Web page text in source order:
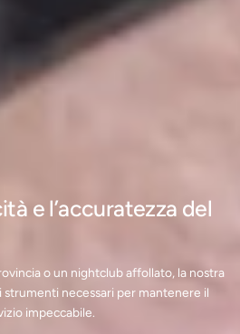
e l’accuratezza del
o un nightclub affollato, la nostra
necessari per mantenere il
impeccabile.